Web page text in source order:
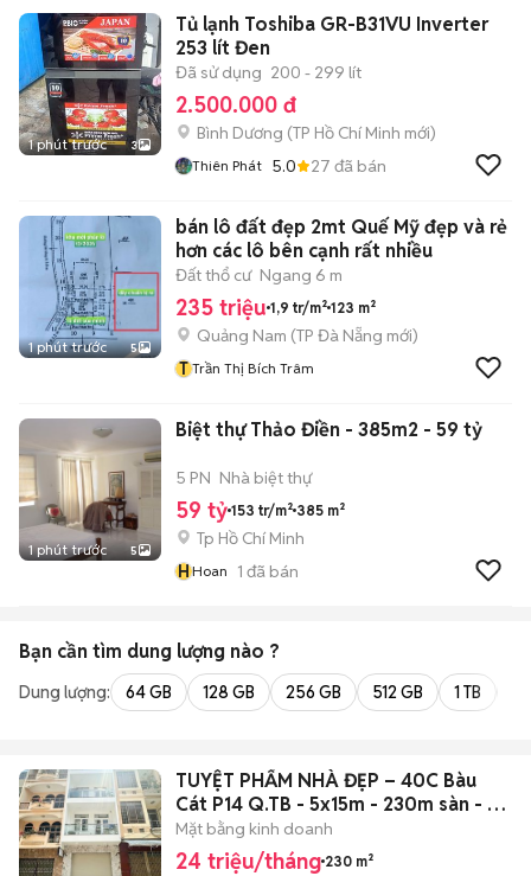
1 phút trước 3
Tủ lạnh Toshiba GR-B31VU Inverter
253 lít Đen
Đã sử dụng 200 - 299 lít
2.500.000 đ
Bình Dương (TP Hồ Chí Minh mới)
Thiên Phát 5.0 27 đã bán
1 phút trước 5
bán lô đất đẹp 2mt Quế Mỹ đẹp và rẻ
hơn các lô bên cạnh rất nhiều
Đất thổ cư Ngang 6 m
235 triệu 1,9 tr/m² 123 m²
Quảng Nam (TP Đà Nẵng mới)
T Trần Thị Bích Trâm
1 phút trước 5
Biệt thự Thảo Điền - 385m2 - 59 tỷ
5 PN Nhà biệt thự
59 tỷ 153 tr/m² 385 m²
Tp Hồ Chí Minh
HHoan 1 đã bán
Bạn cần tìm dung lượng nào ?
Dung lượng: 64 GB 128 GB 256 GB 512 GB 1 TB
TUYỆT PHẨM NHÀ ĐẸP – 40C Bàu
Cát P14 Q.TB - 5x15m - 230m sàn - 3
tầng
Mặt bằng kinh doanh
24 triệu/tháng 230 m²